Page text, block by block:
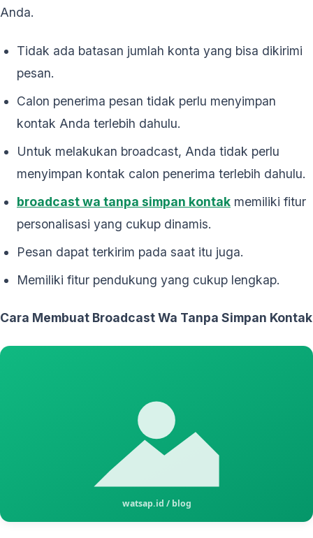
Anda.
Tidak ada batasan jumlah konta yang bisa dikirimi
pesan.
Calon penerima pesan tidak perlu menyimpan
kontak Anda terlebih dahulu.
Untuk melakukan broadcast, Anda tidak perlu
menyimpan kontak calon penerima terlebih dahulu.
broadcast wa tanpa simpan kontak memiliki fitur
personalisasi yang cukup dinamis.
Pesan dapat terkirim pada saat itu juga.
Memiliki fitur pendukung yang cukup lengkap.
Cara Membuat Broadcast Wa Tanpa Simpan Kontak